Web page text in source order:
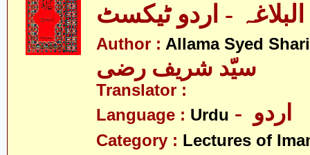
- اردو ٹیکسٹ
Author : Allama Syed
سیّد شریف رضی
Translator :
Language : Urdu
Category : Lectures of